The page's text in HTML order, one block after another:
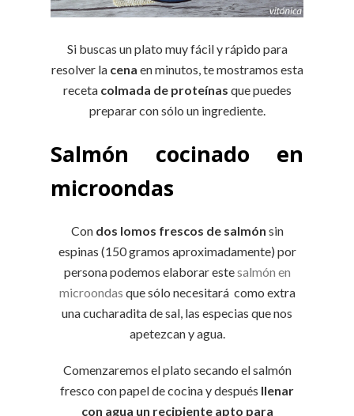
Si buscas un plato muy fácil y rápido para
resolver la cena en minutos, te mostramos esta
receta colmada de proteínas que puedes
preparar con sólo un ingrediente.
Salmón cocinado en
microondas
Con dos lomos frescos de salmón sin
espinas (150 gramos aproximadamente) por
persona podemos elaborar estesalmón en
microondas que sólo necesitará como extra
una cucharadita de sal, las especias que nos
apetezcan y agua.
Comenzaremos el plato secando el salmón
fresco con papel de cocina y después llenar
con agua un recipiente apto para